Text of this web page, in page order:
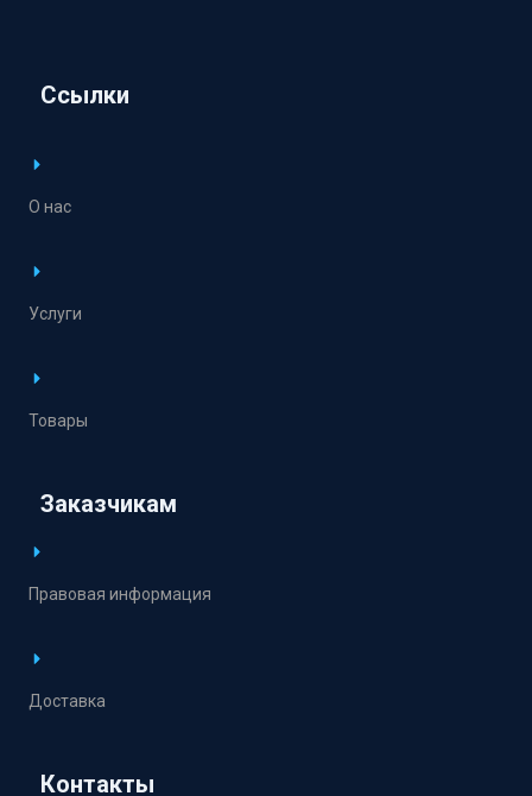
Ссылки
О нас
Услуги
Товары
Заказчикам
Правовая информация
Доставка
Контакты